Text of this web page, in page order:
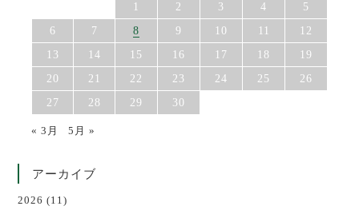
1
2 3 4
5
6
7 8 9 10 11
12
13
14 15 16 17 18
19
20
21 22 23 24 25
26
27
28 29 30
« 3月 5月 »
アーカイブ
2026 (11)